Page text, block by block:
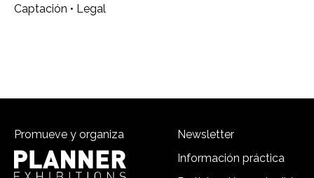
Captación • Legal
Promueve y organiza
Newsletter
Información práctica